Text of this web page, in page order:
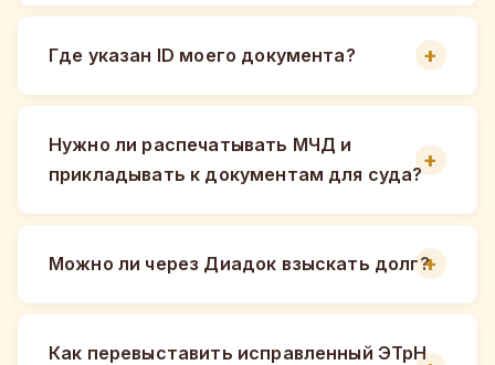
Где указан ID моего документа?
Нужно ли распечатывать МЧД и
прикладывать к документам для суда?
Можно ли через Диадок взыскать долг?
Как перевыставить исправленный ЭТрН